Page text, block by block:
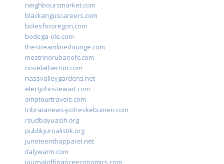
neighboursmarket.com
blackanguscareers.com
bolesfororegon.com
bodega-ole.com
thestreamlinerlounge.com
mestrinorubanofc.com
novelatherton.com
nassvalleygardens.net
electjohnstewart.com
omptourtravels.com
tribratanews-polreskebumen.com
rsudbayuasih.org
publikjurnalistik.org
juneteenthapparel.net
italywarm.com
journaloffinanceeconomics.com